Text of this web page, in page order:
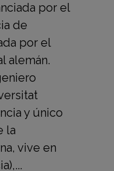
por el
de
por el
alemán.
y único
la
vive en